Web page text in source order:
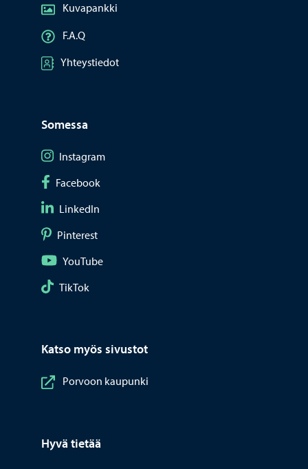
Kuvapankki
F.A.Q
Yhteystiedot
Somessa
Seuraa Instagram
Instagram
Seuraa Facebook
Facebook
Seuraa LinkedIn
LinkedIn
Seuraa Pinterest
Pinterest
Seuraa YouTube
YouTube
Seuraa TikTok
TikTok
Katso myös sivustot
Porvoon kaupunki
Hyvä tietää